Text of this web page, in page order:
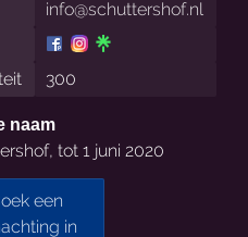
info@schuttershof.nl
300
naam
tot 1 juni 2020